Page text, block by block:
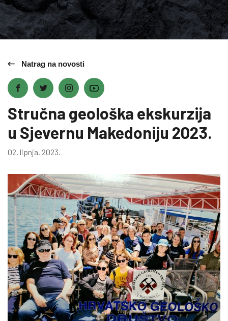
Natrag na novosti
Stručna geološka ekskurzija
u Sjevernu Makedoniju 2023.
02. lipnja. 2023.